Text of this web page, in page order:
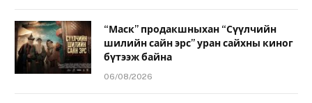
“Маск” продакшныхан “Сүүлчийн
шилийн сайн эрс” уран сайхны киног
бүтээж байна
06/08/2026